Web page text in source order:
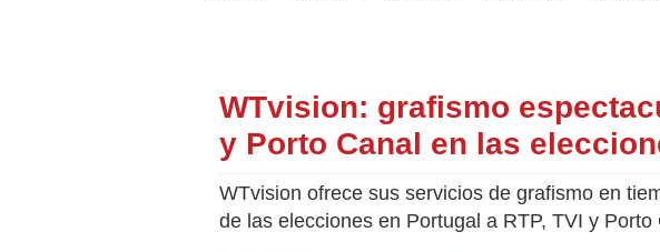
WTvision: grafismo
y Porto Canal en las
WTvision ofrece sus servicios de grafismo en
de las elecciones en Portugal a RTP, TVI y Porto